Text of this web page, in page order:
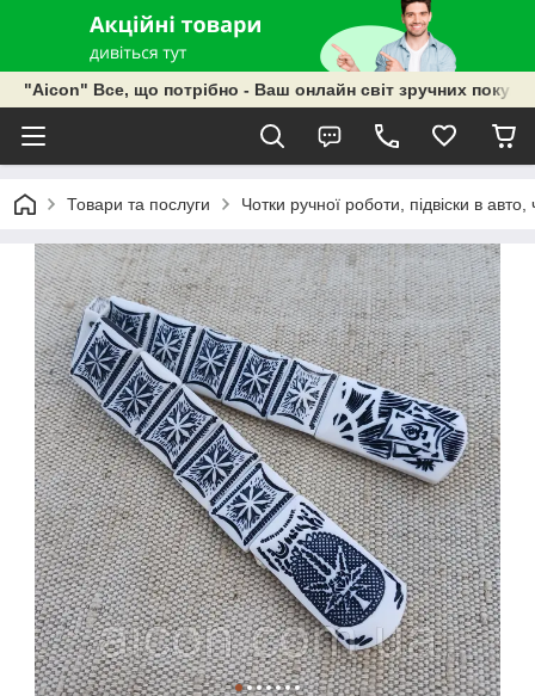
"Aicon" Все, що потрібно - Ваш онлайн світ зручних
Товари та послуги Чотки ручної роботи, підвіски в авто,